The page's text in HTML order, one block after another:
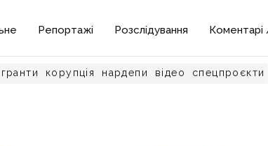
Репортажі Розслідування Коментарі
гранти корупція нардепи відео спецпроєкти